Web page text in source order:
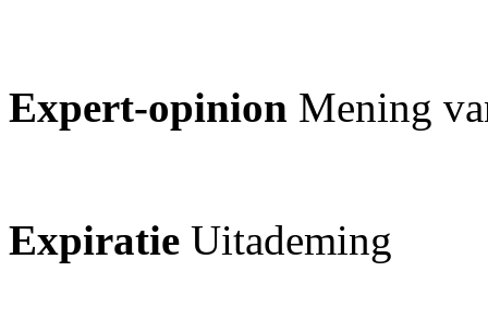
Expert-opinion Mening
Expiratie Uitademing